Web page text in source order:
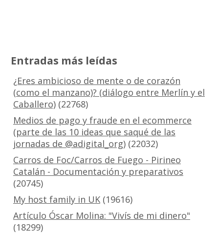
Entradas más leídas
¿Eres ambicioso de mente o de corazón
(como el manzano)? (diálogo entre Merlín y el
Caballero)(22768)
Medios de pago y fraude en el ecommerce
(parte de las 10 ideas que saqué de las
jornadas de @adigital_org)(22032)
Carros de Foc/Carros de Fuego - Pirineo
Catalán - Documentación y preparativos
(20745)
My host family in UK(19616)
Artículo Óscar Molina: "Vivís de mi dinero"
(18299)